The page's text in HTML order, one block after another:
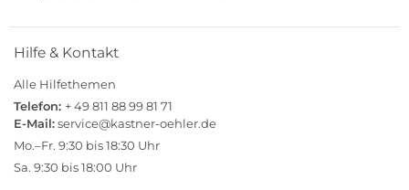
Hilfe & Kontakt
Alle Hilfethemen
Telefon: + 49 811 88 99 81 71
E-Mail:service@kastner-oehler.de
Mo.–Fr. 9:30 bis 18:30 Uhr
Sa. 9:30 bis 18:00 Uhr